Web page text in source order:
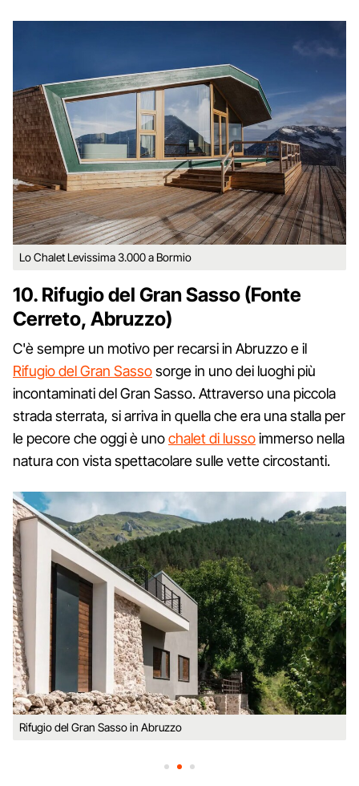
Lo Chalet Levissima 3.000 a Bormio
10. Rifugio del Gran Sasso (Fonte
Cerreto, Abruzzo)
C'è sempre un motivo per recarsi in Abruzzo e il
Rifugio del Gran Sassosorge in uno dei luoghi più
incontaminati del Gran Sasso. Attraverso una piccola
strada sterrata, si arriva in quella che era una stalla per
le pecore che oggi è unochalet di lussoimmerso nella
natura con vista spettacolare sulle vette circostanti.
Rifugio del Gran Sasso in Abruzzo